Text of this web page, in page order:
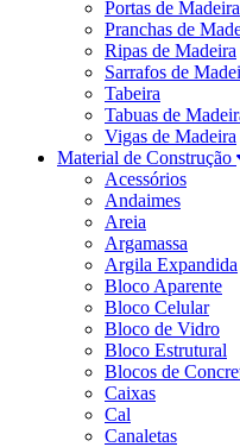
Portas de Madeira
Pranchas de
Ripas de Madeira
Sarrafos de
Tabeira
Tabuas de
Vigas de Madeira
Material de Construção
Acessórios
Andaimes
Areia
Argamassa
Argila Expandida
Bloco Aparente
Bloco Celular
Bloco de Vidro
Bloco Estrutural
Blocos de
Caixas
Cal
Canaletas